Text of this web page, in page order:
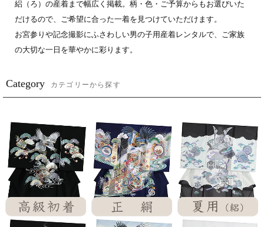
絽（ろ）の産着まで幅広く掲載。柄・色・ご予算からもお選びいた
だけるので、ご希望に合った一着を見つけていただけます。
お宮参りや記念撮影にふさわしい男の子用産着レンタルで、ご家族
の大切な一日を華やかに彩ります。
Category カテゴリーから探す